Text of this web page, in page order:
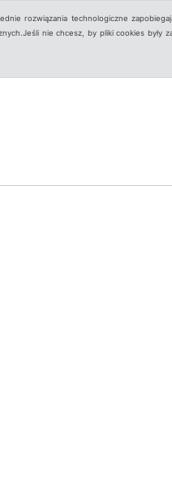
rozwiązania technologiczne
nie chcesz, by pliki cookies były